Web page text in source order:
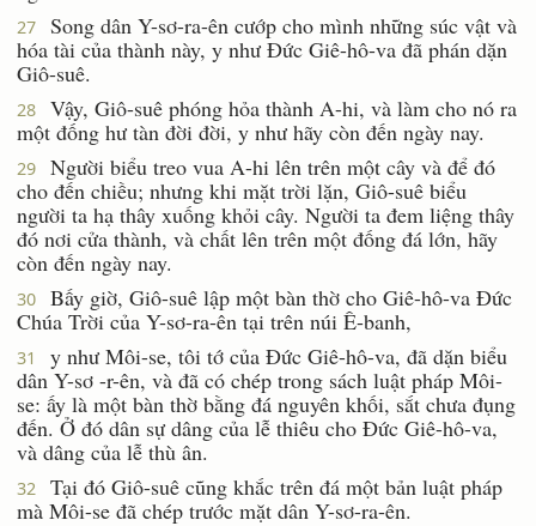
27
Song dân Y-sơ-ra-ên cướp cho mình những súc vật và
hóa tài của thành này, y như Ðức Giê-hô-va đã phán dặn
Giô-suê.
28
Vậy, Giô-suê phóng hỏa thành A-hi, và làm cho nó ra
một đống hư tàn đời đời, y như hãy còn đến ngày nay.
29
Người biểu treo vua A-hi lên trên một cây và để đó
cho đến chiều; nhưng khi mặt trời lặn, Giô-suê biểu
người ta hạ thây xuống khỏi cây. Người ta đem liệng thây
đó nơi cửa thành, và chất lên trên một đống đá lớn, hãy
còn đến ngày nay.
30
Bấy giờ, Giô-suê lập một bàn thờ cho Giê-hô-va Ðức
Chúa Trời của Y-sơ-ra-ên tại trên núi Ê-banh,
31
y như Môi-se, tôi tớ của Ðức Giê-hô-va, đã dặn biểu
dân Y-sơ -r-ên, và đã có chép trong sách luật pháp Môi-
se: ấy là một bàn thờ bằng đá nguyên khối, sắt chưa đụng
đến. Ở đó dân sự dâng của lễ thiêu cho Ðức Giê-hô-va,
và dâng của lễ thù ân.
32
Tại đó Giô-suê cũng khắc trên đá một bản luật pháp
mà Môi-se đã chép trước mặt dân Y-sơ-ra-ên.